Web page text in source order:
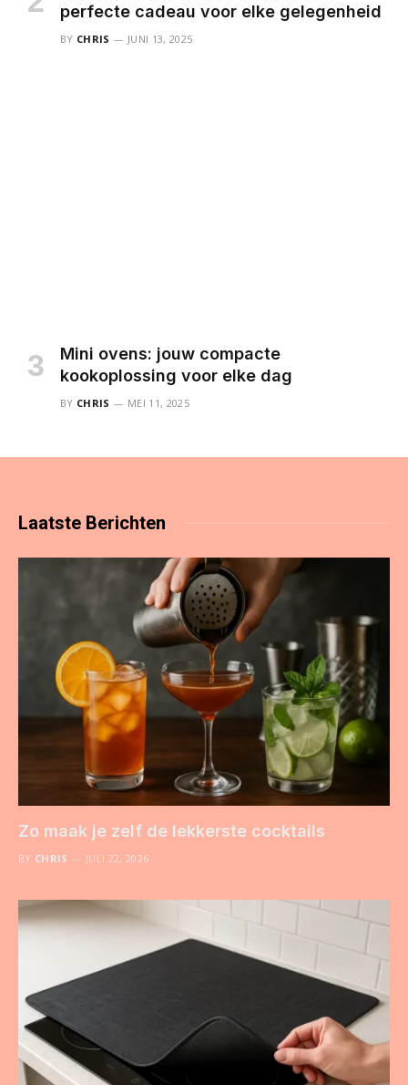
perfecte cadeau voor elke gelegenheid
BY CHRIS JUNI 13, 2025
Mini ovens: jouw compacte
kookoplossing voor elke dag
BY CHRIS MEI 11, 2025
Laatste Berichten
Zo maak je zelf de lekkerste cocktails
BY CHRIS JULI 22, 2026